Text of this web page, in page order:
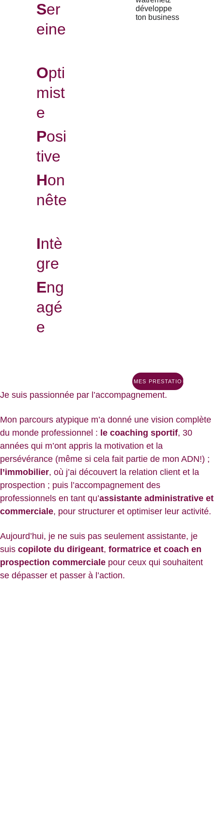
Ser
eine
Opti
mist
e
Posi
tive
Hon
nête
Intè
gre
Eng
agé
e
DÉCOUVREZ MES PRESTATIONS EN
Je suis passionnée par l’accompagnement.
Mon parcours atypique m’a donné une vision complète
du monde professionnel : le coaching sportif, 30
années qui m’ont appris la motivation et la
persévérance (même si cela fait partie de mon ADN!) ;
l’immobilier, où j’ai découvert la relation client et la
prospection ; puis l’accompagnement des
professionnels en tant qu’assistante administrative et
commerciale, pour structurer et optimiser leur activité.
Aujourd’hui, je ne suis pas seulement assistante, je
suis copilote du dirigeant, formatrice et coach en
prospection commerciale pour ceux qui souhaitent
se dépasser et passer à l’action.